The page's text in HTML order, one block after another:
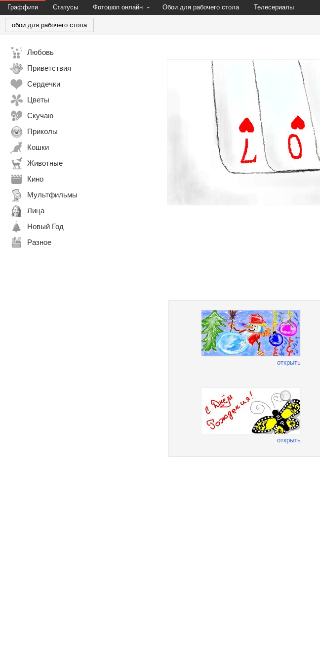
Граффити Статусы Фотошоп онлайн Обои для рабочего стола Телесериалы
обои для рабочего стола
Любовь
Приветствия
Сердечки
Цветы
Скучаю
Приколы
Кошки
Животные
Кино
Мультфильмы
Лица
Новый Год
Разное
открыть
открыть